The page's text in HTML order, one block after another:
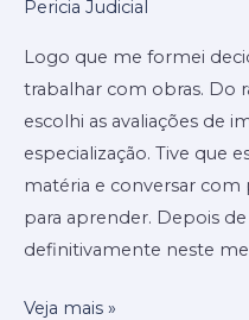
Pericia Judicial
Logo que me formei
trabalhar com obras. Do
escolhi as avaliações de
especialização. Tive que
matéria e conversar com
para aprender. Depois
definitivamente neste
avaliação
de
imóveis
perícia
judicial
Veja mais »